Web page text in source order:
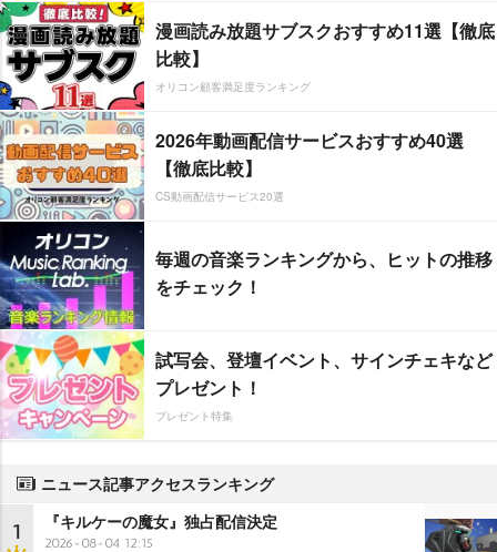
漫画読み放題サブスクおすすめ11選【徹底
比較】
オリコン顧客満足度ランキング
2026年動画配信サービスおすすめ40選
【徹底比較】
CS動画配信サービス20選
毎週の音楽ランキングから、ヒットの推移
をチェック！
試写会、登壇イベント、サインチェキなど
プレゼント！
プレゼント特集
ニュース記事アクセスランキング
1 『キルケーの魔女』独占配信決定
2026-08-04 12:15